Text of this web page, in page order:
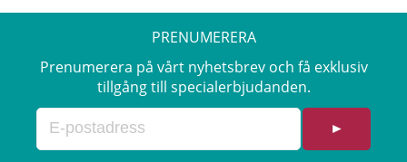
PRENUMERERA
Prenumerera på vårt nyhetsbrev och få exklusiv
tillgång till specialerbjudanden.
►